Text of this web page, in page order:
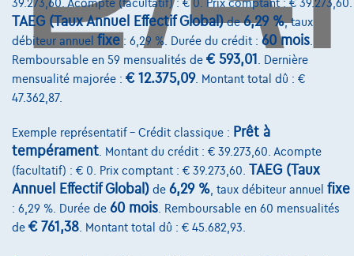
39.273,60. Acompte (facultatif) : € 0. Prix comptant : € 39.273,60.
TAEG (Taux Annuel Effectif Global)de6,29 %, taux
débiteur annuel fixe : 6,29 %. Durée du crédit : 60 mois
Remboursable en 59 mensualités de € 593,01
. Dernière
mensualité majorée : € 12.375,09. Montant total dû : €
47.362,87.
Exemple représentatif – Crédit classique : Prêt à
tempérament. Montant du crédit : € 39.273,60. Acompte
(facultatif) : € 0. Prix comptant : € 39.273,60.
TAEG (Taux
Annuel Effectif Global) de 6,29 %, taux débiteur annuel fixe
: 6,29 %. Durée de 60 mois. Remboursable en 60 mensualités
de € 761,38. Montant total dû : € 45.682,93.
Services & Solutions
Assistance dépannage
Financement
Assurance auto
Leasing
Sur Nous
Devenez client